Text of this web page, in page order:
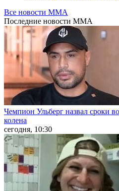
Все новости MMA
Последние новости MMA
Чемпион Ульберг назвал сроки
колена
сегодня, 10:30